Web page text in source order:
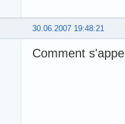
30.06.2007 19:48:21
Comment